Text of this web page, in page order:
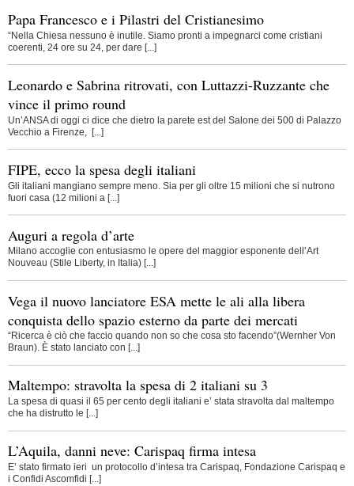
Papa Francesco e i Pilastri del Cristianesimo
“Nella Chiesa nessuno è inutile. Siamo pronti a impegnarci come cristiani
coerenti, 24 ore su 24, per dare [...]
Leonardo e Sabrina ritrovati, con Luttazzi-Ruzzante che
vince il primo round
Un’ANSA di oggi ci dice che dietro la parete est del Salone dei 500 di Palazzo
Vecchio a Firenze, [...]
FIPE, ecco la spesa degli italiani
Gli italiani mangiano sempre meno. Sia per gli oltre 15 milioni che si nutrono
fuori casa (12 milioni a [...]
Auguri a regola d’arte
Milano accoglie con entusiasmo le opere del maggior esponente dell’Art
Nouveau (Stile Liberty, in Italia) [...]
Vega il nuovo lanciatore ESA mette le ali alla libera
conquista dello spazio esterno da parte dei mercati
“Ricerca è ciò che faccio quando non so che cosa sto facendo”(Wernher Von
Braun). È stato lanciato con [...]
Maltempo: stravolta la spesa di 2 italiani su 3
La spesa di quasi il 65 per cento degli italiani e’ stata stravolta dal maltempo
che ha distrutto le [...]
L’Aquila, danni neve: Carispaq firma intesa
E’ stato firmato ieri un protocollo d’intesa tra Carispaq, Fondazione Carispaq e
i Confidi Ascomfidi [...]